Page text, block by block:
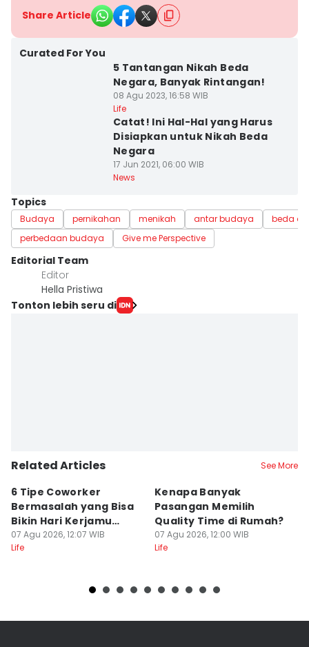
Share Article
Curated For You
5 Tantangan Nikah Beda
Negara, Banyak Rintangan!
08 Agu 2023, 16:58 WIB
Life
Catat! Ini Hal-Hal yang Harus
Disiapkan untuk Nikah Beda
Negara
17 Jun 2021, 06:00 WIB
News
Topics
Budaya pernikahan menikah antar budaya
beda
perbedaan budaya
Give me Perspective
Editorial Team
Editor
Hella Pristiwa
Tonton lebih seru di
Related Articles See More
6 Tipe Coworker
Bermasalah yang Bisa
Bikin Hari Kerjamu
Menderita
07 Agu 2026, 12:07 WIB
Life
Kenapa Banyak
Pasangan Memilih
Quality Time di Rumah?
07 Agu 2026, 12:00 WIB
Life